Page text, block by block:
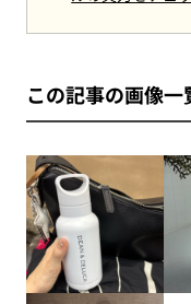
この記事の画像一